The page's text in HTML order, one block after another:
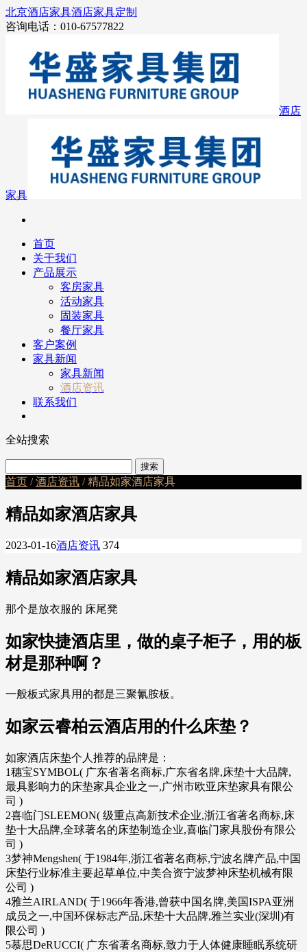
北京酒店家具酒店家具定制
咨询电话：010-67577822
酒店
家具
首页
关于我们
产品展示
客房家具
活动家具
固装家具
餐厅家具
客户案例
家具新闻
家具新闻
酒店资讯
联系我们
全站搜索
首页 /酒店资讯 / 精品如家酒店家具
精品如家酒店家具
2023-01-16酒店资讯 374
精品如家酒店家具
那个是放衣服的 床尾凳
如家快捷酒店里，做的桌子柜子，用的板
材是那种啊？
一般板式家具用的都是三聚氰胺板。
如家云睿柏云酒店用的什么床垫？
如家酒店床垫个人推荐的品牌是：
1穗宝SYMBOL( 广东省著名商标,广东省名牌,床垫十大品牌,
最具影响力的床垫家具企业之一,广州市欧亚床垫家具有限公
司 )
2喜临门SLEEMON( 级重点高新技术企业,浙江省著名商标,床
垫十大品牌,全球著名的床垫制造企业,喜临门家具股份有限公
司 )
3梦神Mengshen( 于1984年,浙江省著名商标,宁波名牌产品,中国
床垫行业标准主要起草单位,中美合资宁波梦神床垫机械有限
公司 )
4雅兰AIRLAND( 于1966年香港,曾获中国名牌,美国ISPA亚洲
成员之一,中国环保标志产品,床垫十大品牌,雅兰实业(深圳)有
限公司 )
5慕思DeRUCCI( 广东省著名商标,致力于人体健康睡眠系统研